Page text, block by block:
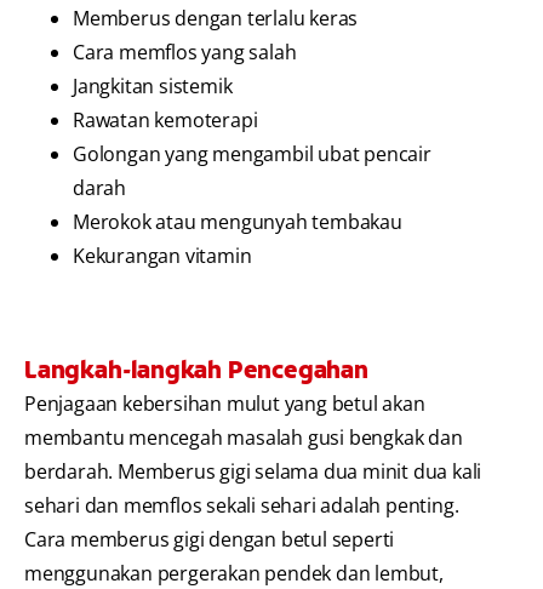
Memberus dengan terlalu keras
Cara memflos yang salah
Jangkitan sistemik
Rawatan kemoterapi
Golongan yang mengambil ubat pencair
darah
Merokok atau mengunyah tembakau
Kekurangan vitamin
Langkah-langkah Pencegahan
Penjagaan kebersihan mulut yang betul akan
membantu mencegah masalah gusi bengkak dan
berdarah. Memberus gigi selama dua minit dua kali
sehari dan memflos sekali sehari adalah penting.
Cara memberus gigi dengan betul seperti
menggunakan pergerakan pendek dan lembut,